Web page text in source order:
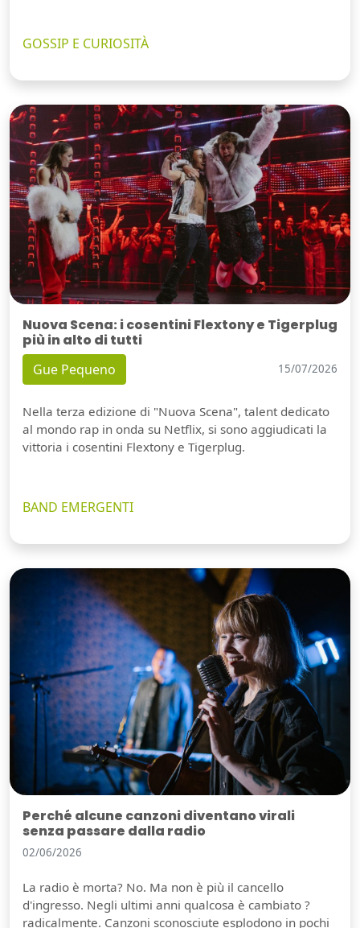
GOSSIP E CURIOSITÀ
Nuova Scena: i cosentini Flextony e Tigerplug
più in alto di tutti
Gue Pequeno 15/07/2026
Nella terza edizione di "Nuova Scena", talent dedicato
al mondo rap in onda su Netflix, si sono aggiudicati la
vittoria i cosentini Flextony e Tigerplug.
BAND EMERGENTI
Perché alcune canzoni diventano virali
senza passare dalla radio
02/06/2026
La radio è morta? No. Ma non è più il cancello
d'ingresso. Negli ultimi anni qualcosa è cambiato ?
radicalmente. Canzoni sconosciute esplodono in pochi